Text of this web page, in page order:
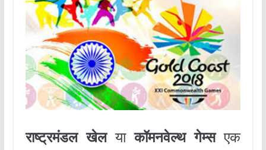
राष्ट्रमंडल खेलयाकॉमनवेल्थ गेम्सएक